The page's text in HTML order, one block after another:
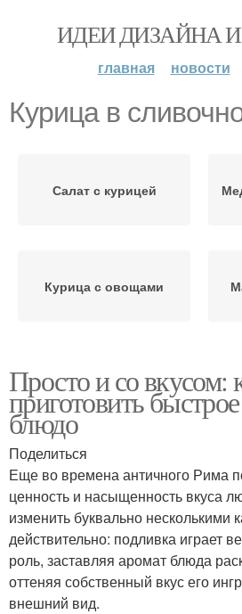
ИДЕИ ДИЗАЙНА
главная новости
Курица в
Салат с курицей
Курица с овощами
Шаурм с курицей
Суп с курицей
Просто и со вкусом:
приготовить
блюдо
Поделиться
Еще во времена античного Рима
ценность и насыщенность вкуса
изменить буквально
действительно: подливка играет
роль, заставляя аромат блюда
оттеняя собственный вкус его
внешний вид.